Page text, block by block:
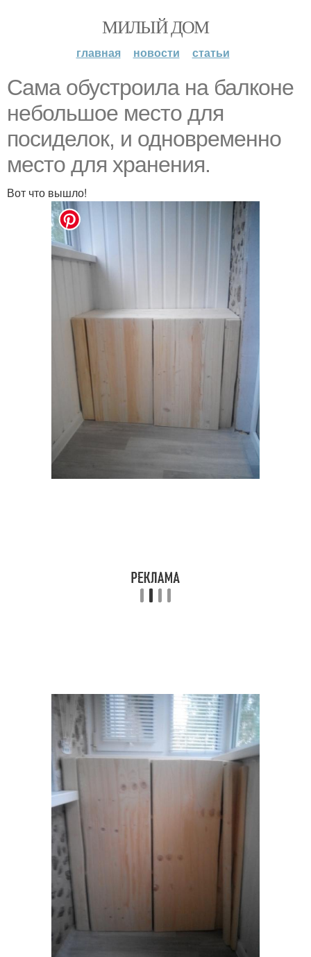
МИЛЫЙ ДОМ
главная новости статьи
Сама обустроила на балконе
небольшое место для
посиделок, и одновременно
место для хранения.
Вот что вышло!